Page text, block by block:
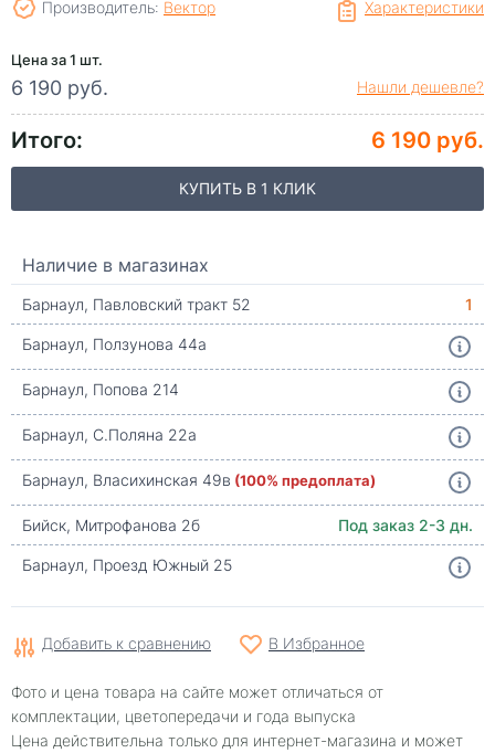
Характеристики
Производитель: Вектор
Цена за 1 шт.
6 190 руб. Нашли дешевле?
Итого: 6 190 руб.
КУПИТЬ В 1 КЛИК
Наличие в магазинах
Барнаул, Павловский тракт 52
1
Барнаул, Ползунова 44а
Барнаул, Попова 214
Барнаул, С.Поляна 22а
Барнаул, Власихинская 49в (100% предоплата)
Бийск, Митрофанова 2б
Под заказ 2-3 дн.
Барнаул, Проезд Южный 25
Добавить к сравнению В Избранное
Фото и цена товара на сайте может отличаться от
комплектации, цветопередачи и года выпуска
Цена действительна только для интернет-магазина и может